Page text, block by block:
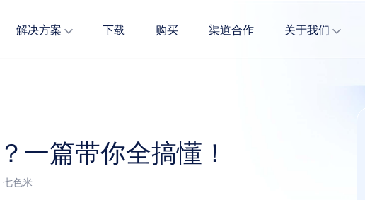
解决方案 下载 购买 渠道合作 关于我们
一篇带你全搞懂！
色米